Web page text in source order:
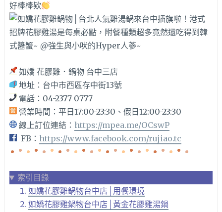
好棒棒欵
如嬌 花膠雞．鍋物 台中三店
地址：台中市西區存中街13號
電話：04-2377 0777
營業時間：平日17:00-23:30、假日12:00-23:30
線上訂位連結： https://mpea.me/OCswP
FB： https://www.facebook.com/rujiao.tc
索引目錄
如嬌花膠雞鍋物台中店│用餐環境
如嬌花膠雞鍋物台中店│黃金花膠雞湯鍋